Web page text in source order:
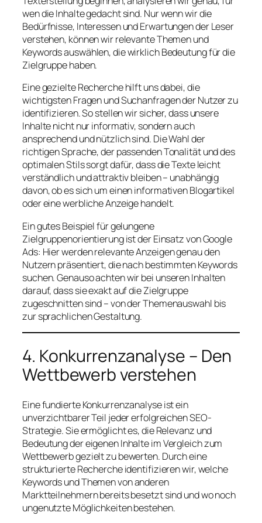
wen die Inhalte gedacht sind. Nur wenn wir die
Bedürfnisse, Interessen und Erwartungen der Leser
verstehen, können wir relevante Themen und
Keywords auswählen, die wirklich Bedeutung für die
Zielgruppe haben.
Eine gezielte Recherche hilft uns dabei, die
wichtigsten Fragen und Suchanfragen der Nutzer zu
identifizieren. So stellen wir sicher, dass unsere
Inhalte nicht nur informativ, sondern auch
ansprechend und nützlich sind. Die Wahl der
richtigen Sprache, der passenden Tonalität und des
optimalen Stils sorgt dafür, dass die Texte leicht
verständlich und attraktiv bleiben – unabhängig
davon, ob es sich um einen informativen Blogartikel
oder eine werbliche Anzeige handelt.
Ein gutes Beispiel für gelungene
Zielgruppenorientierung ist der Einsatz von Google
Ads: Hier werden relevante Anzeigen genau den
Nutzern präsentiert, die nach bestimmten Keywords
suchen. Genauso achten wir bei unseren Inhalten
darauf, dass sie exakt auf die Zielgruppe
zugeschnitten sind – von der Themenauswahl bis
zur sprachlichen Gestaltung.
4. Konkurrenzanalyse – Den
Wettbewerb verstehen
Eine fundierte Konkurrenzanalyse ist ein
unverzichtbarer Teil jeder erfolgreichen SEO-
Strategie. Sie ermöglicht es, die Relevanz und
Bedeutung der eigenen Inhalte im Vergleich zum
Wettbewerb gezielt zu bewerten. Durch eine
strukturierte Recherche identifizieren wir, welche
Keywords und Themen von anderen
Marktteilnehmern bereits besetzt sind und wo noch
ungenutzte Möglichkeiten bestehen.